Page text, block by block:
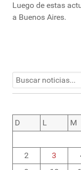
Luego de estas
a Buenos Aires.
D
L M
2
3